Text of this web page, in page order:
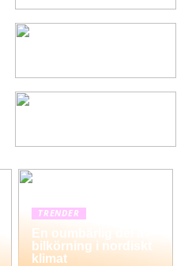
TRENDER
En oumbärlig del av
bilkörning i nordiskt
klimat